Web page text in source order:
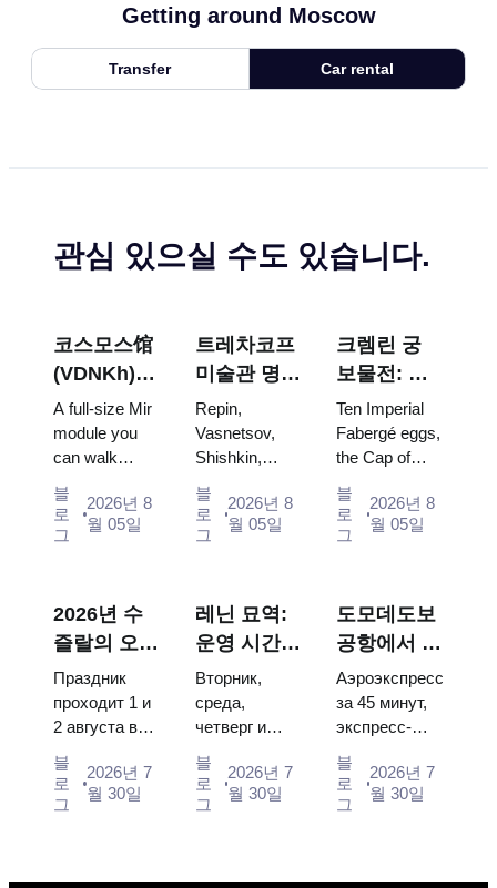
Getting around Moscow
Transfer Car rental
관심 있으실 수도 있습니다.
코스모스馆
(VDNKh) :
러시아 최대
우주 전시관
A full-size Mir
module you
can walk
Energia–
Buran model,
capsules and
120 pieces of
flight...
블
로
그
2026년 8
월 05일
트레차코프
미술관 명
작: 꼭 봐야
할 그림들을
중심으로 한
방문 계획
Repin,
Vasnetsov,
Shishkin,
and Surikov
— the works
they hang,
and why
booking the...
블
로
그
2026년 8
월 05일
크렘린 궁
보물전: 파
베르제 달
걀, 왕좌, 대
관식 예복
Ten Imperial
Fabergé eggs,
the Cap of
the double
throne of two
dress of
Catherine...
블
로
그
2026년 8
월 05일
2026년 수
즐랄의 오이
데이: 티켓,
일정 및 모
스크바에서
가는 방법
Праздник
проходит 1 и
2 августа в
деревянного
зодчества.
블
로
그
2026년 7
월 30일
레닌 묘역:
운영 시간,
입장 및 크
렘린과 혼동
되는 주요
사항
Вторник,
среда,
четверг и
10:00 до
13:00, вход
블
로
그
2026년 7
월 30일
도모데도보
공항에서 모
스크바 시내
로: 에어로
익스프레스,
버스, 또는
전철
Аэроэкспресс
за 45 минут,
экспресс-
450 рублей,
социальный
블
로
그
2026년 7
월 30일